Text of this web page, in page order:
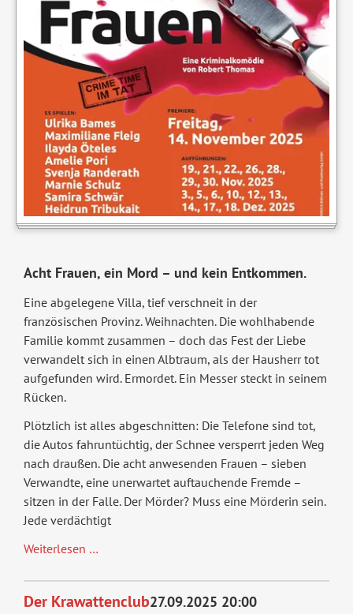
Acht Frauen, ein Mord – und kein Entkommen.
Eine abgelegene Villa, tief verschneit in der
französischen Provinz. Weihnachten. Die wohlhabende
Familie kommt zusammen – doch das Fest der Liebe
verwandelt sich in einen Albtraum, als der Hausherr tot
aufgefunden wird. Ermordet. Ein Messer steckt in seinem
Rücken.
Plötzlich ist alles abgeschnitten: Die Telefone sind tot,
die Autos fahruntüchtig, der Schnee versperrt jeden Weg
nach draußen. Die acht anwesenden Frauen – sieben
Verwandte, eine unerwartet auftauchende Fremde –
sitzen in der Falle. Der Mörder? Muss eine Mörderin sein.
Jede verdächtigt
Weiterlesen …
Frauen
Der Krawattenclub27.09.2025 20:00